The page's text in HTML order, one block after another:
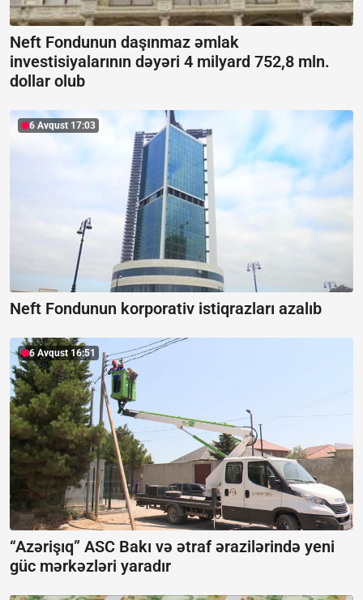
Neft Fondunun daşınmaz əmlak
investisiyalarının dəyəri 4 milyard 752,8 mln.
dollar olub
6 Avqust 17:03
Neft Fondunun korporativ istiqrazları azalıb
6 Avqust 16:51
“Azərişıq” ASC Bakı və ətraf ərazilərində yeni
güc mərkəzləri yaradır